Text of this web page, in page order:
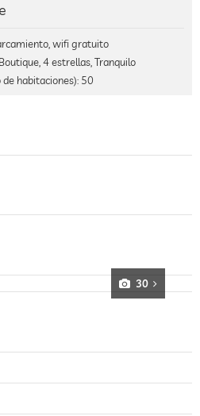
wifi gratuito
4 estrellas, Tranquilo
habitaciones): 50
30